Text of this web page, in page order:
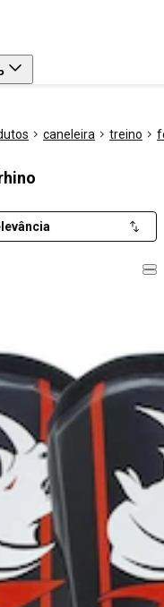
caneleira treino